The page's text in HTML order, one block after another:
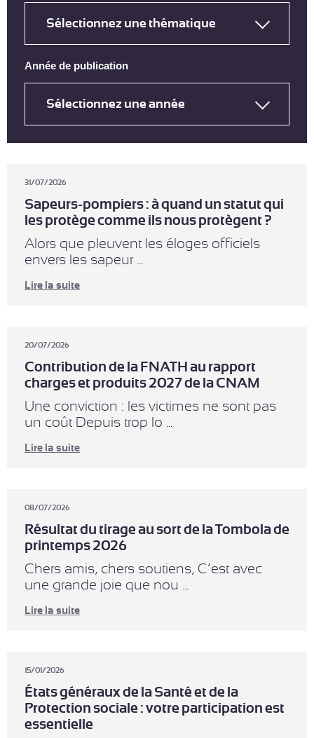
Année de publication
31/07/2026
Sapeurs-pompiers : à quand un statut qui
les protège comme ils nous protègent ?
Alors que pleuvent les éloges officiels
envers les sapeur ...
Lire la suite
20/07/2026
Contribution de la FNATH au rapport
charges et produits 2027 de la CNAM
Une conviction : les victimes ne sont pas
un coût Depuis trop lo ...
Lire la suite
08/07/2026
Résultat du tirage au sort de la Tombola de
printemps 2026
Chers amis, chers soutiens, C’est avec
une grande joie que nou ...
Lire la suite
15/01/2026
États généraux de la Santé et de la
Protection sociale : votre participation est
essentielle